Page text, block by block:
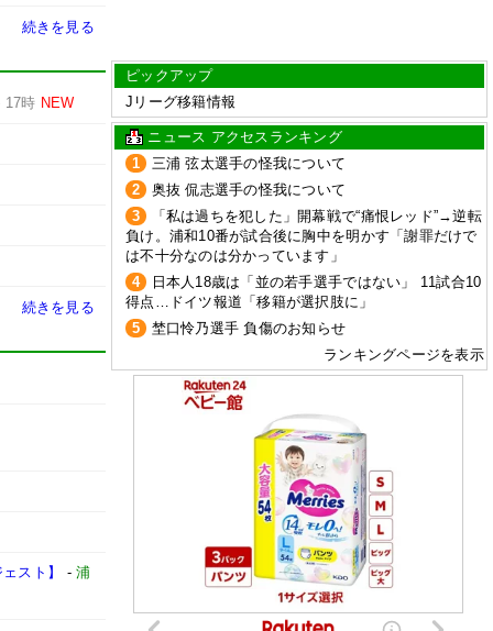
続きを見る
17時 NEW
続きを見る
スト】 -浦
ピックアップ
Jリーグ移籍情報
ニュース アクセスランキング
1
三浦 弦太選手の怪我について
2
奥抜 侃志選手の怪我について
3
「私は過ちを犯した」開幕戦で“痛恨レッド”→逆転
負け。浦和10番が試合後に胸中を明かす「謝罪だけで
は不十分なのは分かっています」
4
日本人18歳は「並の若手選手ではない」 11試合10
得点…ドイツ報道「移籍が選択肢に」
5
埜口怜乃選手 負傷のお知らせ
ランキングページを表示